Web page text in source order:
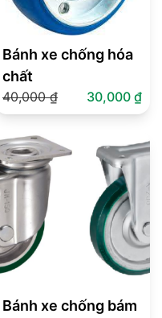
Bánh xe chống hóa
chất
40,000₫ 30,000 ₫
Bánh xe chống bám